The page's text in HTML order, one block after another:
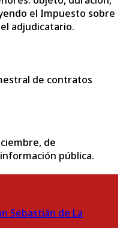
el Impuesto sobre
adjudicatario.
de contratos
de
pública.